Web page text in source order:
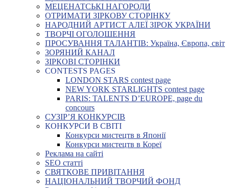
МЕЦЕНАТСЬКІ НАГОРОДИ
ОТРИМАТИ ЗІРКОВУ СТОРІНКУ
НАРОДНИЙ АРТИСТ АЛЕЇ ЗІРОК УКРАЇНИ
ТВОРЧІ ОГОЛОШЕННЯ
ПРОСУВАННЯ ТАЛАНТІВ: Україна, Європа, світ
ЗОРЯНИЙ КАНАЛ
ЗІРКОВІ СТОРІНКИ
CONTESTS PAGES
LONDON STARS contest page
NEW YORK STARLIGHTS contest page
PARIS: TALENTS D’EUROPE, page du
concours
СУЗІР’Я КОНКУРСІВ
КОНКУРСИ В СВІТІ
Конкурси мистецтв в Японії
Конкурси мистецтв в Кореї
Реклама на сайті
SEO статті
СВЯТКОВЕ ПРИВІТАННЯ
НАЦІОНАЛЬНИЙ ТВОРЧИЙ ФОНД